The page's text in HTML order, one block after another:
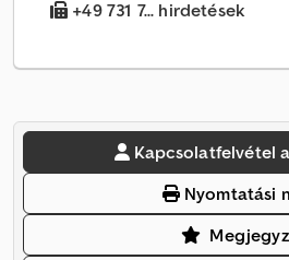
+49 731 7... hirdetések
Kapcsolatfelvétel
Nyomtatási